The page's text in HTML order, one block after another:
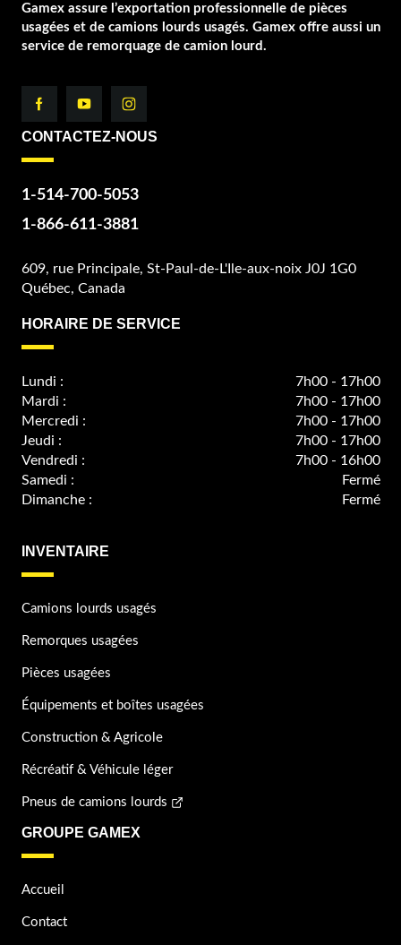
Gamex assure l’exportation professionnelle de pièces
usagées et de camions lourds usagés. Gamex offre aussi un
service de remorquage de camion lourd.
CONTACTEZ-NOUS
1-514-700-5053
1-866-611-3881
609, rue Principale, St-Paul-de-L'Ile-aux-noix J0J 1G0
Québec, Canada
HORAIRE DE SERVICE
Lundi :
7h00 - 17h00
Mardi :
7h00 - 17h00
Mercredi :
7h00 - 17h00
Jeudi :
7h00 - 17h00
Vendredi :
7h00 - 16h00
Samedi :
Fermé
Dimanche :
Fermé
INVENTAIRE
Camions lourds usagés
Remorques usagées
Pièces usagées
Équipements et boîtes usagées
Construction & Agricole
Récréatif & Véhicule léger
Pneus de camions lourds
GROUPE GAMEX
Accueil
Contact